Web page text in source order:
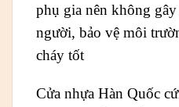
phụ gia nên không
người, bảo vệ môi
cháy tốt
Cửa nhựa Hàn Quốc